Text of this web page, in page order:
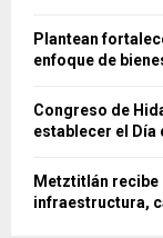
Plantean
enfoque de
Congreso de
establecer el Día
Metztitlán recibe
infraestructura,